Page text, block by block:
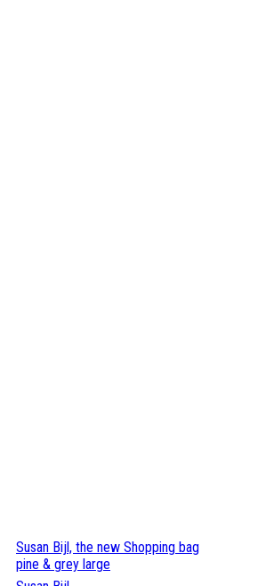
Susan Bijl, the new Shopping bag
pine & grey large